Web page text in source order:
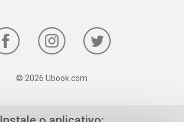
© 2026 Ubook.com